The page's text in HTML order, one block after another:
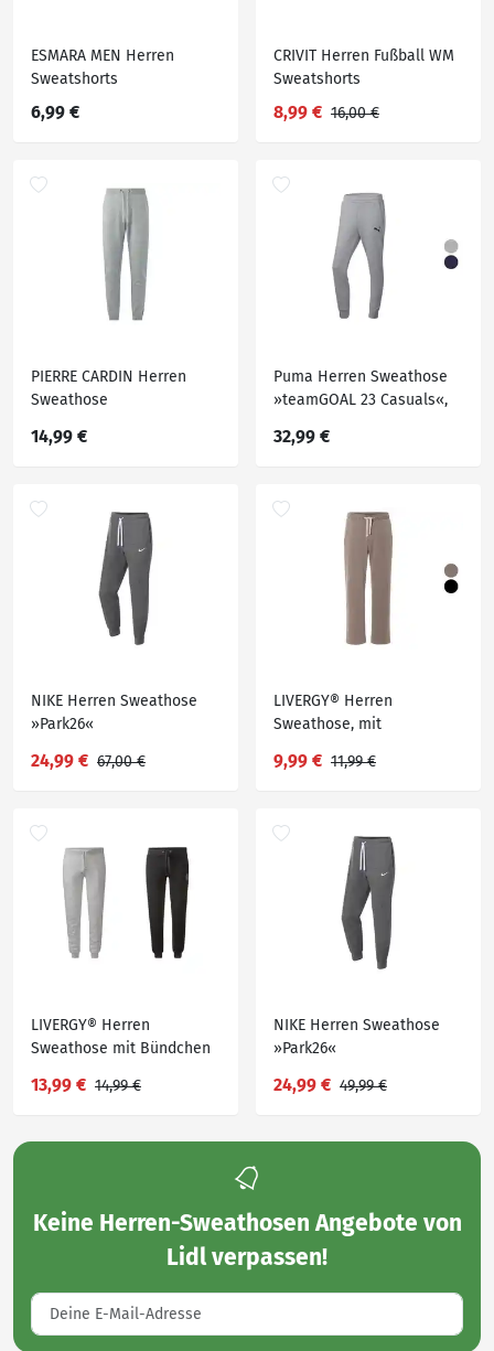
ESMARA MEN Herren
Sweatshorts
6,99 €
CRIVIT Herren Fußball WM
Sweatshorts
8,99 € 16,00 €
PIERRE CARDIN Herren
Sweathose
14,99 €
Puma Herren Sweathose
»teamGOAL 23 Casuals«,
32,99 €
NIKE Herren Sweathose
»Park26«
24,99 € 67,00 €
LIVERGY® Herren
Sweathose, mit
9,99 € 11,99 €
LIVERGY® Herren
Sweathose mit Bündchen
13,99 € 14,99 €
NIKE Herren Sweathose
»Park26«
24,99 € 49,99 €
Keine Herren-Sweathosen Angebote von
Lidlverpassen!